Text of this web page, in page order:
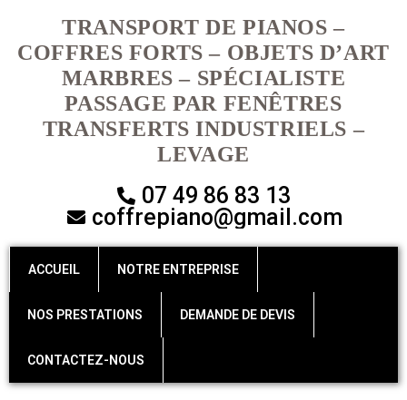
TRANSPORT DE PIANOS –
COFFRES FORTS – OBJETS D’ART
MARBRES – SPÉCIALISTE
PASSAGE PAR FENÊTRES
TRANSFERTS INDUSTRIELS –
LEVAGE
07 49 86 83 13
coffrepiano@gmail.com
ACCUEIL NOTRE ENTREPRISE
NOS PRESTATIONS DEMANDE DE DEVIS
CONTACTEZ-NOUS